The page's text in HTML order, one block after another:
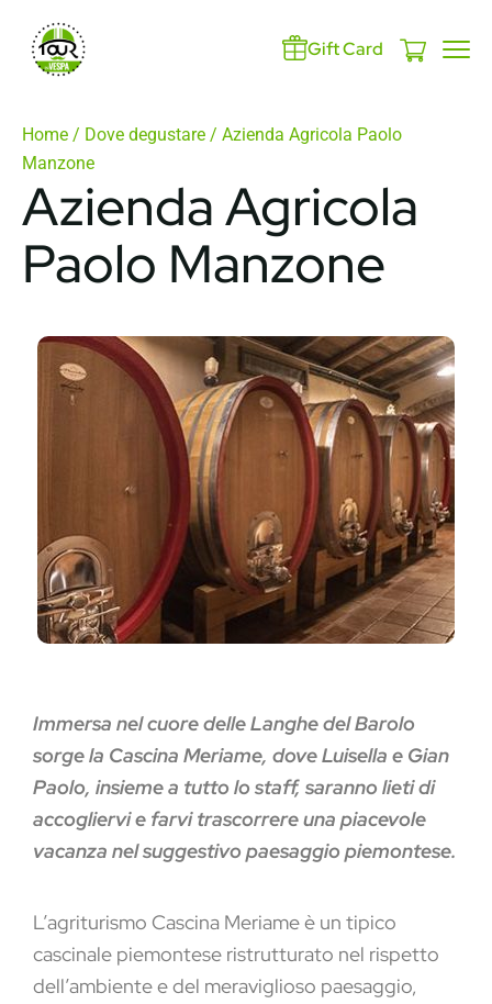
Gift Card
Home / Dove degustare / Azienda Agricola Paolo
Manzone
Azienda Agricola
Paolo Manzone
Immersa nel cuore delle Langhe del Barolo
sorge la Cascina Meriame, dove Luisella e Gian
Paolo, insieme a tutto lo staff, saranno lieti di
accogliervi e farvi trascorrere una piacevole
vacanza nel suggestivo paesaggio piemontese.
L’agriturismo Cascina Meriame è un tipico
cascinale piemontese ristrutturato nel rispetto
dell’ambiente e del meraviglioso paesaggio,